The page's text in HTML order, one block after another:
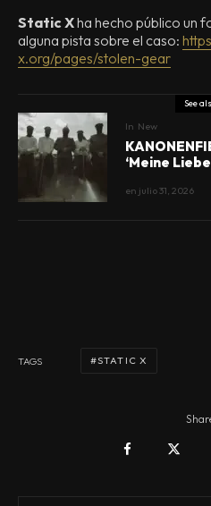
Static Xha hecho público un
alguna pista sobre el caso:
x.org/pages/stolen-gear
See
In New
‘Meine
en julio 31, 2026
TAGS STATIC X